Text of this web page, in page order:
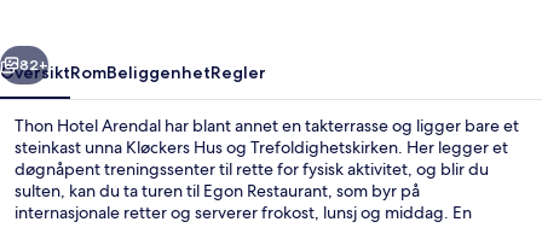
Neste
82+
OversiktRomBeliggenhetRegler
Thon Hotel Arendal har blant annet en takterrasse og ligger bare et
steinkast unna Kløckers Hus og Trefoldighetskirken. Her legger et
døgnåpent treningssenter til rette for fysisk aktivitet, og blir du
sulten, kan du ta turen til Egon Restaurant, som byr på
internasjonale retter og serverer frokost, lunsj og middag. En